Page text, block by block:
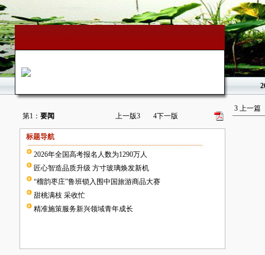
第1： 要闻 上一版3 4下一版
标题导航
2026年全国高考报名人数为1290万人
匠心智造品质升级 方寸玻璃焕发新机
“榴韵枣庄”鲁班锁入围中国旅游商品大赛
甜桃满枝 采收忙
精准施策服务新兴领域青年成长
3 上一篇